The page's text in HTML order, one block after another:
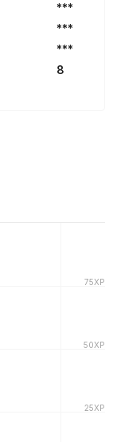
***
***
***
8